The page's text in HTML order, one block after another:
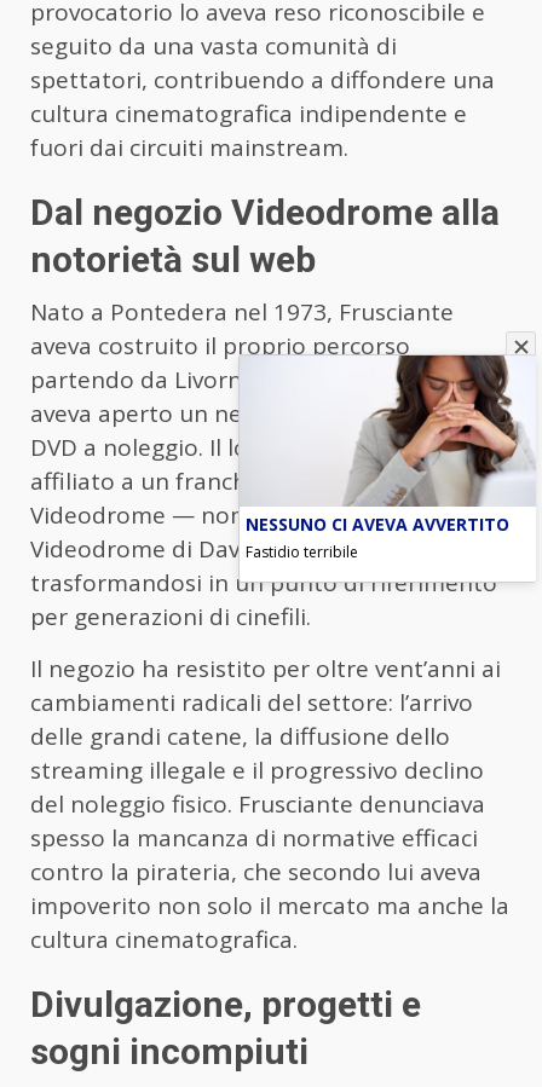
provocatorio lo aveva reso riconoscibile e
seguito da una vasta comunità di
spettatori, contribuendo a diffondere una
cultura cinematografica indipendente e
fuori dai circuiti mainstream.
Dal negozio Videodrome alla
notorietà sul web
Nato a Pontedera nel 1973, Frusciante
aveva costruito il proprio percorso
partendo da Livorno, dove a soli 25 anni
aveva aperto un negozio di videocassette e
DVD a noleggio. Il locale, inizialmente
affiliato a un franchising, divenne poi
Videodrome — nome ispirato al film
Videodrome di David Cronenberg —
trasformandosi in un punto di riferimento
per generazioni di cinefili.
Il negozio ha resistito per oltre vent’anni ai
cambiamenti radicali del settore: l’arrivo
delle grandi catene, la diffusione dello
streaming illegale e il progressivo declino
del noleggio fisico. Frusciante denunciava
spesso la mancanza di normative efficaci
contro la pirateria, che secondo lui aveva
impoverito non solo il mercato ma anche la
cultura cinematografica.
Divulgazione, progetti e
sogni incompiuti
NESSUNO CI AVEVA AVVERTITO
Fastidio terribile